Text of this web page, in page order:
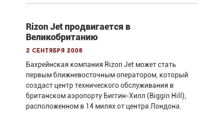
Rizon Jet продвигается в
Великобританию
2 сентября 2008
Бахрейнская компания Rizon Jet может стать
первым ближневосточным оператором, который
создаст центр технического обслуживания в
британском аэропорту Биггин-Хилл (Biggin Hill),
расположенном в 14 милях от центра Лондона.